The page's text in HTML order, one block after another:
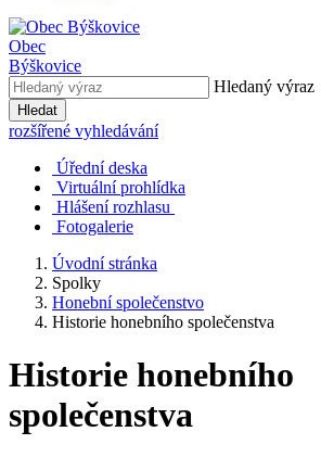
Obec
Býškovice
Hledaný výraz
Hledat
rozšířené vyhledávání
Úřední deska
Virtuální prohlídka
Hlášení rozhlasu
Fotogalerie
Úvodní stránka
Spolky
Honební společenstvo
Historie honebního společenstva
Historie honebního
společenstva